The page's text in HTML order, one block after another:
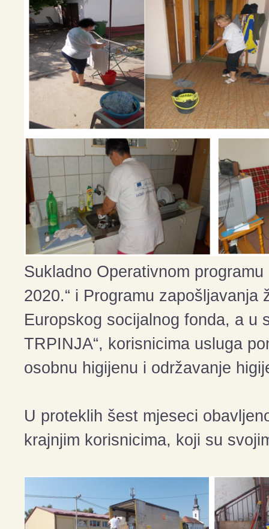
Sukladno Operativnom
2020.“ i Programu zapošljavanja
Europskog socijalnog fonda, a u
TRPINJA“, korisnicima usluga
osobnu higijenu i održavanje
U proteklih šest mjeseci
krajnjim korisnicima, koji su